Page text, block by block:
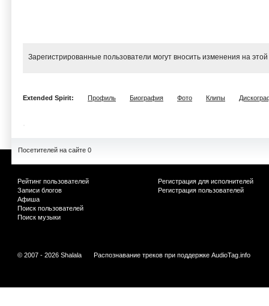
Зарегистрированные пользователи могут вносить изменения на
Extended Spirit: Профиль Биография Фото Клипы
Посетителей на сайте 0
Рейтинг пользователей
Записи блогов
Афиша
Поиск пользователей
Поиск музыки
Регистрация для исполнителей
Регистрация пользователей
© 2007 - 2026 Shalala Распознавание треков при поддержке AudioTag.info